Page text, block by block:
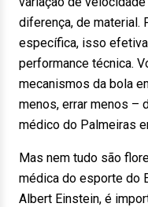
diferença, de material.
específica, isso
performance técnica.
mecanismos da bola
menos, errar menos –
médico do Palmeiras
Mas nem tudo são
médica do esporte do
Albert Einstein, é